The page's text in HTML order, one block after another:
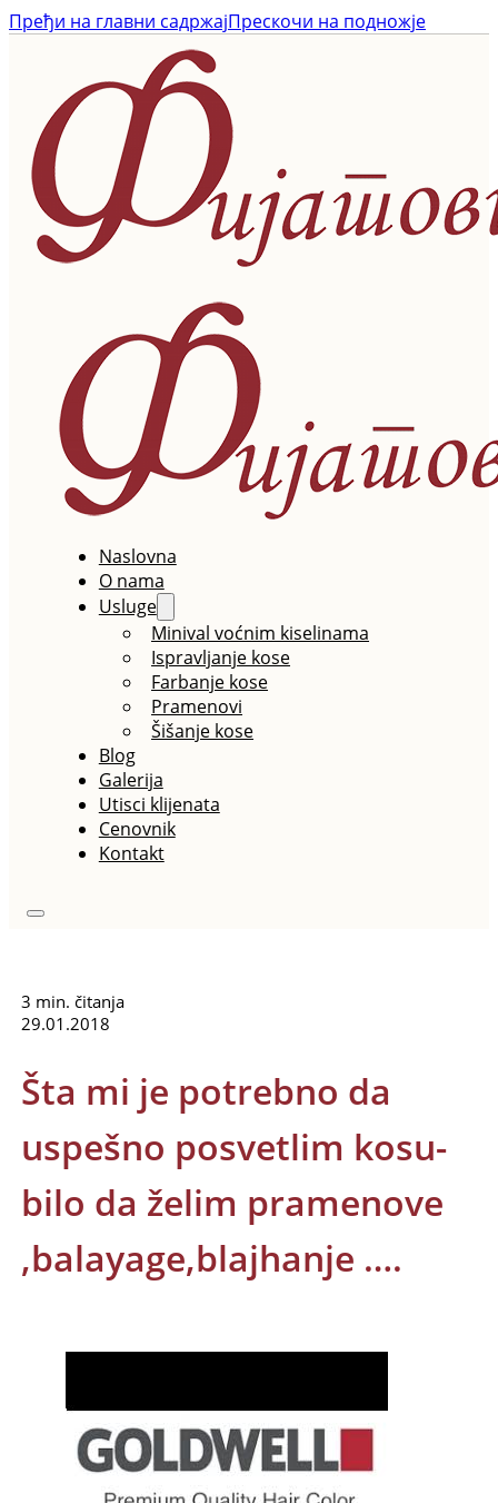
Пређи на главни садржајПрескочи на подножје
Naslovna
O nama
Usluge
Minival voćnim kiselinama
Ispravljanje kose
Farbanje kose
Pramenovi
Šišanje kose
Blog
Galerija
Utisci klijenata
Cenovnik
Kontakt
3 min. čitanja
29.01.2018
Šta mi je potrebno da
uspešno posvetlim kosu-
bilo da želim pramenove
,balayage,blajhanje ….